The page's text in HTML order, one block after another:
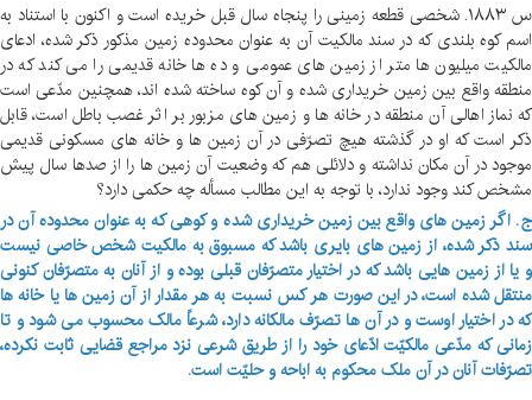
س ۱۸۸۳. شخصی قطعه زمینی را پنجاه سال قبل خریده است و اکنون با استناد به
اسم کوه بلندی که در سند مالکیت آن به عنوان محدوده زمین مذکور ذکر شده، ادعای
مالکیت میلیون ها متر از زمین های عمومی و ده ها خانه قدیمی را می کند که در
منطقه واقع بین زمین خریداری شده و آن کوه ساخته شده اند، همچنین مدّعی است
که نماز اهالی آن منطقه در خانه ها و زمین های مزبور بر اثر غصب باطل است، قابل
ذکر است که او در گذشته هیچ تصرّفی در آن زمین ها و خانه های مسکونی قدیمی
موجود در آن مکان نداشته و دلائلی هم که وضعیت آن زمین ها را از صدها سال پیش
مشخص کند وجود ندارد، با توجه به این مطالب مسأله چه حکمی دارد؟
ج. اگر زمین های واقع بین زمین خریداری شده و کوهی که به عنوان محدوده آن در
سند ذکر شده، از زمین های بایری باشد که مسبوق به مالکیت شخص خاصی نیست
و یا از زمین هایی باشد که در اختیار متصرّفان قبلی بوده و از آنان به متصرّفان کنونی
منتقل شده است، در این صورت هر کس نسبت به هر مقدار از آن زمین ها یا خانه ها
که در اختیار اوست و در آن ها تصرّف مالکانه دارد، شرعاً مالک محسوب می شود و تا
زمانی که مدّعی مالکیّت ادّعای خود را از طریق شرعی نزد مراجع قضایی ثابت نکرده،
تصرّفات آنان در آن ملک محکوم به اباحه و حلیّت است.